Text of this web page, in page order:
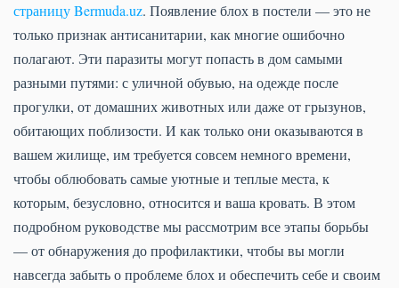
страницу Bermuda.uz. Появление блох в постели — это не
только признак антисанитарии, как многие ошибочно
полагают. Эти паразиты могут попасть в дом самыми
разными путями: с уличной обувью, на одежде после
прогулки, от домашних животных или даже от грызунов,
обитающих поблизости. И как только они оказываются в
вашем жилище, им требуется совсем немного времени,
чтобы облюбовать самые уютные и теплые места, к
которым, безусловно, относится и ваша кровать. В этом
подробном руководстве мы рассмотрим все этапы борьбы
— от обнаружения до профилактики, чтобы вы могли
навсегда забыть о проблеме блох и обеспечить себе и своим